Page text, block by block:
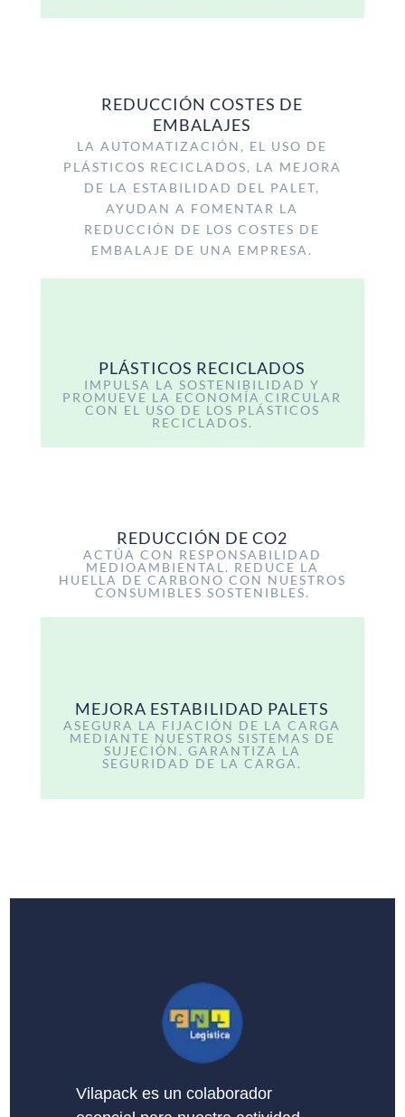
REDUCCIÓN COSTES DE
EMBALAJES
LA AUTOMATIZACIÓN, EL USO DE
PLÁSTICOS RECICLADOS, LA MEJORA
DE LA ESTABILIDAD DEL PALET,
AYUDAN A FOMENTAR LA
REDUCCIÓN DE LOS COSTES DE
EMBALAJE DE UNA EMPRESA.
PLÁSTICOS RECICLADOS
IMPULSA LA SOSTENIBILIDAD Y
PROMUEVE LA ECONOMÍA CIRCULAR
CON EL USO DE LOS PLÁSTICOS
RECICLADOS.
REDUCCIÓN DE CO2
ACTÚA CON RESPONSABILIDAD
MEDIOAMBIENTAL. REDUCE LA
HUELLA DE CARBONO CON NUESTROS
CONSUMIBLES SOSTENIBLES.
MEJORA ESTABILIDAD PALETS
ASEGURA LA FIJACIÓN DE LA CARGA
MEDIANTE NUESTROS SISTEMAS DE
SUJECIÓN. GARANTIZA LA
SEGURIDAD DE LA CARGA.
Vilapack es un colaborador